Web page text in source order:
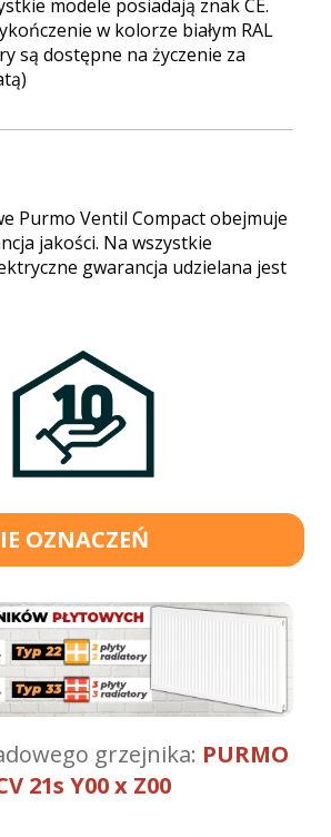
modele posiadają znak CE.
w kolorze białym RAL
są dostępne na życzenie za
Purmo Ventil Compact obejmuje
jakości. Na wszystkie
gwarancja udzielana jest
OZNACZEŃ
grzejnika: PURMO
21s Y00 x Z00